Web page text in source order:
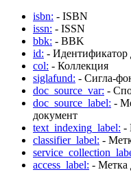
isbn: - ISBN
issn: - ISSN
bbk: - BBK
id: - Идентификатор
col: - Коллекция
siglafund: - Сигла-
doc_source_var: -
doc_source_label: -
документ
text_indexing_label: -
classifier_label: -
access_label: - Метка